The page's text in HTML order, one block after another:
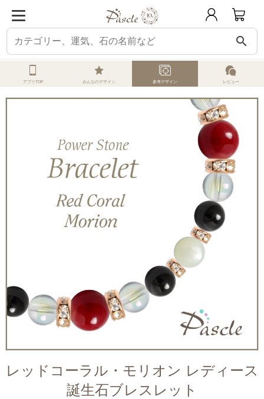
search
ホーム オーダーメイド 参考デザイン レッドコーラル レッドコーラル
アプリTOP みんなのデザイン 参考デザイン レビュー
レッドコーラル・モリオン レディース
誕生石ブレスレット